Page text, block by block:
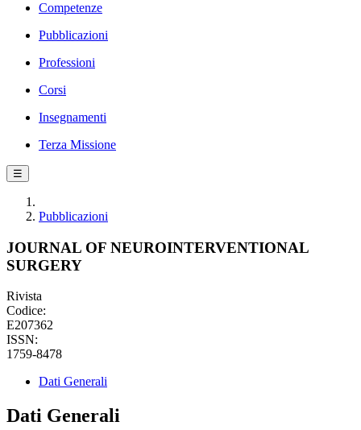
Competenze
Pubblicazioni
Professioni
Corsi
Insegnamenti
Terza Missione
☰
Pubblicazioni
JOURNAL OF NEUROINTERVENTIONAL
SURGERY
Rivista
Codice:
E207362
ISSN:
1759-8478
Dati Generali
Dati Generali